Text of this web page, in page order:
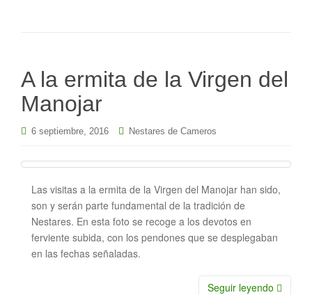
A la ermita de la Virgen del
Manojar
6 septiembre, 2016 Nestares de Cameros
Las visitas a la ermita de la Virgen del Manojar han sido,
son y serán parte fundamental de la tradición de
Nestares. En esta foto se recoge a los devotos en
ferviente subida, con los pendones que se desplegaban
en las fechas señaladas.
Seguir leyendo